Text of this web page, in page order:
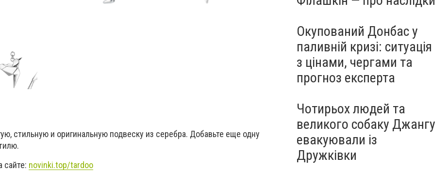
стильную и оригинальную подвеску из серебра. Добавьте еще одну
сайте: novinki.top/tardoo
Окупований Донбас у
паливній кризі: ситуація
з цінами, чергами та
прогноз експерта
Чотирьох людей та
великого собаку Джангу
евакуювали із
Дружківки